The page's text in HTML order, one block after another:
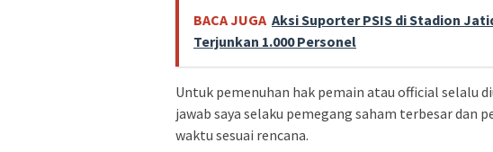
BACA JUGA Aksi Suporter PSIS di Stadion
Terjunkan 1.000 Personel
Untuk pemenuhan hak pemain atau official selalu
jawab saya selaku pemegang saham terbesar dan
waktu sesuai rencana.